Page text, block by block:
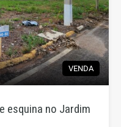
VENDA
esquina no Jardim